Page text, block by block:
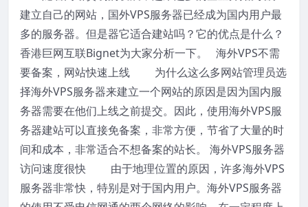
建立自己的网站，国外VPS服务器已经成为国内用户最
多的服务器。但是器它适合建站吗？它的优点是什么？
香港巨网互联Bignet为大家分析一下。 海外VPS不需
要备案，网站快速上线 为什么这么多网站管理员选
择海外VPS服务器来建立一个网站的原因是因为国内服
务器需要在他们上线之前提交。因此，使用海外VPS服
务器建站可以直接免备案，非常方便，节省了大量的时
间和成本，非常适合不想备案的站长。 海外VPS服务器
访问速度很快 由于地理位置的原因，许多海外VPS
服务器非常快，特别是对于国内用户。海外VPS服务器